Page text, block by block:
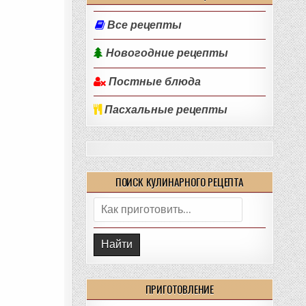
Все рецепты
Новогодние рецепты
Постные блюда
Пасхальные рецепты
ПОИСК КУЛИНАРНОГО РЕЦЕПТА
Поиск:
ПРИГОТОВЛЕНИЕ